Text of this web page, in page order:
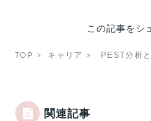
この記事をシ
TOP キャリア PEST分析
関連記事